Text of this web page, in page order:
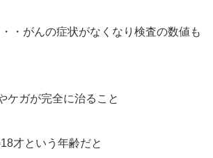
・がんの症状がなくなり検査の数値も
ケガが完全に治ること
才という年齢だと